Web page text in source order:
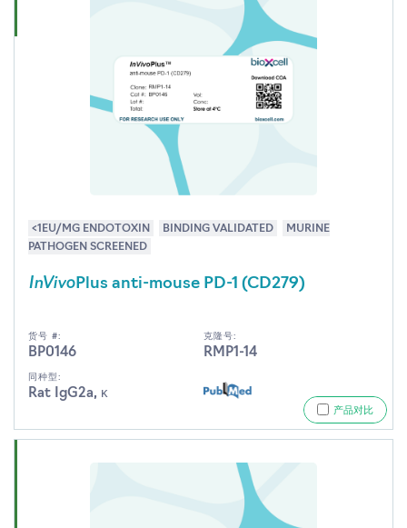
<1EU/MG ENDOTOXIN BINDING VALIDATED
MURINE
PATHOGEN SCREENED
InVivoPlus anti-mouse PD-1 (CD279)
货号 #:
BP0146
克隆号:
RMP1-14
同种型:
Rat IgG2a, κ
产品对比